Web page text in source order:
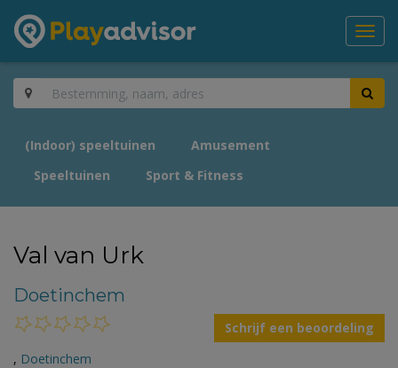
(Indoor) speeltuinen
Amusement
Speeltuinen
Sport & Fitness
Val van Urk
Doetinchem
Schrijf een beoordeling
, Doetinchem